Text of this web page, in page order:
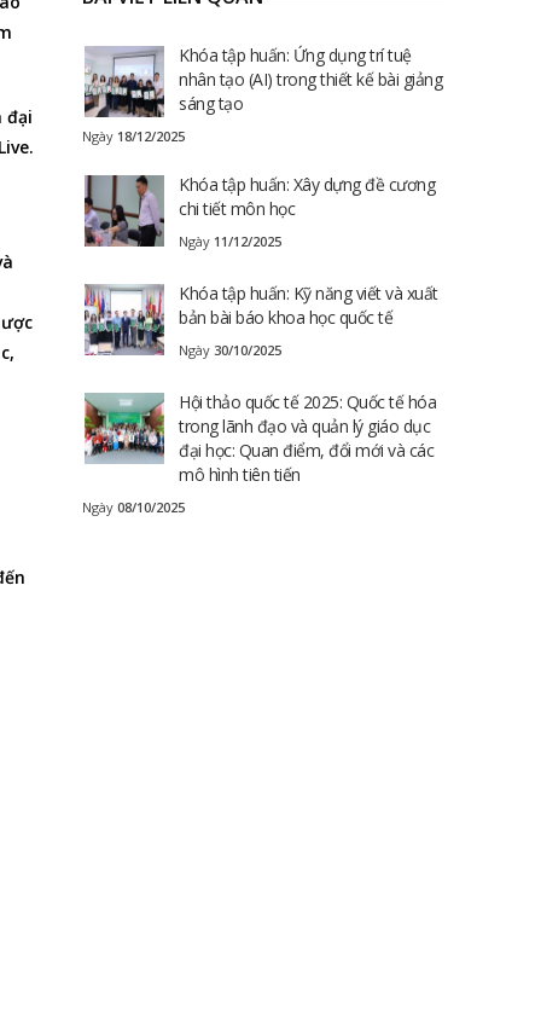
đại
Khóa tập huấn: Ứng dụng trí tuệ
nhân tạo (AI) trong thiết kế bài giảng
sáng tạo
Ngày 18/12/2025
Khóa tập huấn: Xây dựng đề cương
chi tiết môn học
Ngày 11/12/2025
Khóa tập huấn: Kỹ năng viết và xuất
bản bài báo khoa học quốc tế
Ngày 30/10/2025
Hội thảo quốc tế 2025: Quốc tế hóa
trong lãnh đạo và quản lý giáo dục
đại học: Quan điểm, đổi mới và các
mô hình tiên tiến
Ngày 08/10/2025